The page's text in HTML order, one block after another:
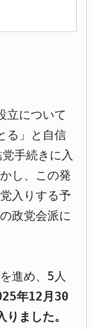
立について
る」と自信
手続きに入
し、この発
入りする予
政党会派に
進め、5人
年12月30
ました。